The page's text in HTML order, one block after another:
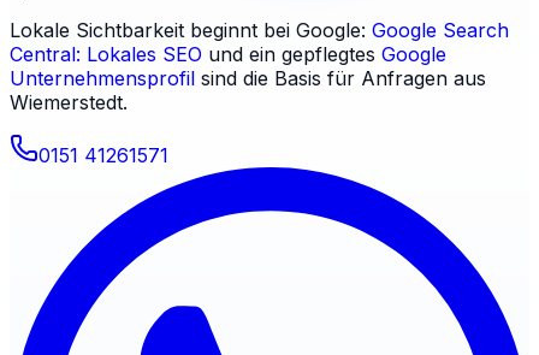
Lokale Sichtbarkeit beginnt bei Google: Google Search
Central: Lokales SEO und ein gepflegtes Google
Unternehmensprofil sind die Basis für Anfragen aus
Wiemerstedt.
0151 41261571